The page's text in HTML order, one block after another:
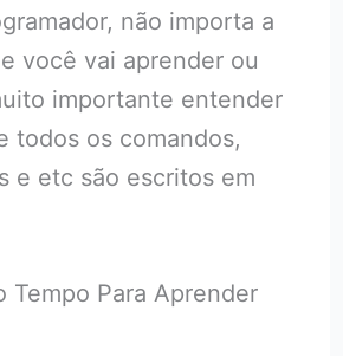
não importa a
você vai aprender ou
importante entender
todos os comandos,
e etc são escritos em
Tempo Para Aprender